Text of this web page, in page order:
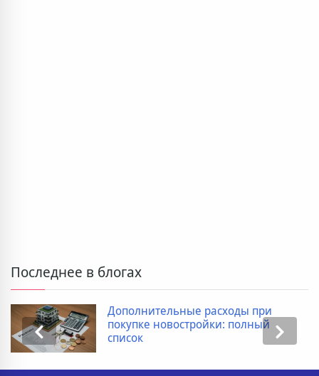
Последнее в блогах
Когда ребенку необходимо
провести рентген пищевода